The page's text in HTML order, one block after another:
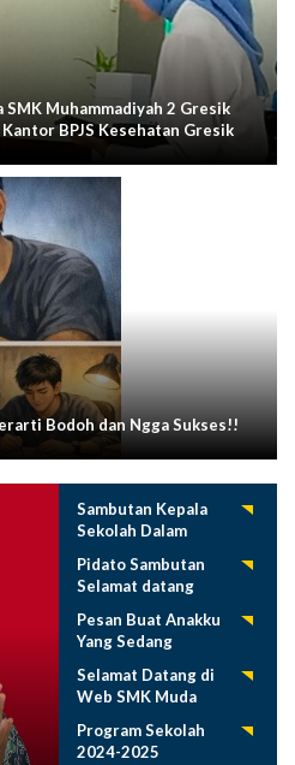
SMK Muhammadiyah 2 Gresik
BPJS Kesehatan Gresik
Bodoh dan Ngga Sukses!!
Sambutan Kepala
Sekolah Dalam
Pelepasan Siswa
Tahun 2025
Pidato Sambutan
Selamat datang
Muda 2025-2026
Pesan Buat Anakku
Yang Sedang
Selamat Datang di
Web SMK Muda
Program Sekolah
2024-2025